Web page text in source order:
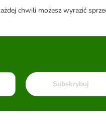
chwili możesz wyrazić
Subskrybuj